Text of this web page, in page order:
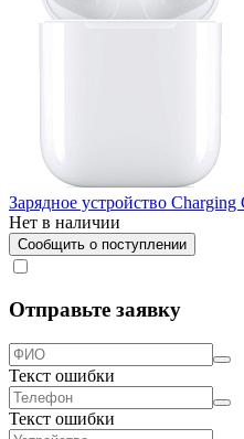
Зарядное устройство
Нет в наличии
Сообщить о поступлении
Отправьте заявку
Текст ошибки
Текст ошибки